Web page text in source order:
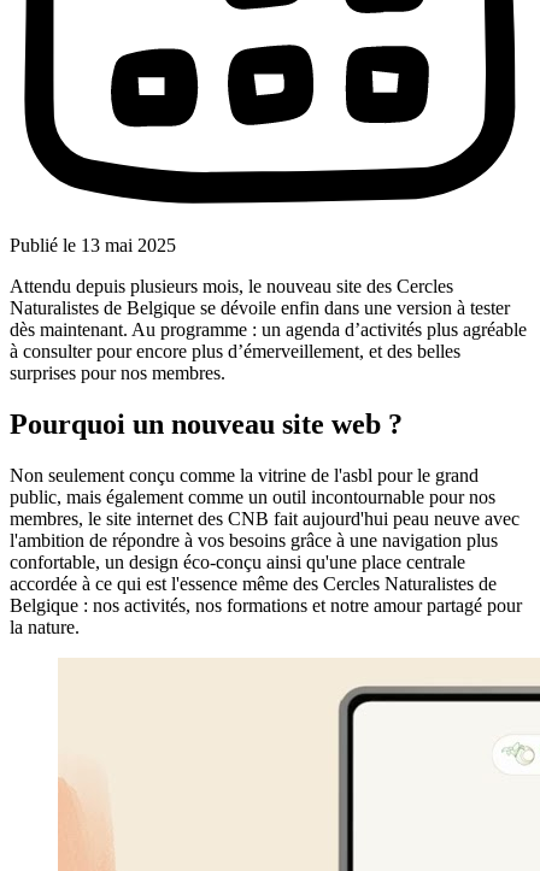
Publié le 13 mai 2025
Attendu depuis plusieurs mois, le nouveau site des Cercles
Naturalistes de Belgique se dévoile enfin dans une version à tester
dès maintenant. Au programme : un agenda d’activités plus agréable
à consulter pour encore plus d’émerveillement, et des belles
surprises pour nos membres.
Pourquoi un nouveau site web ?
Non seulement conçu comme la vitrine de l'asbl pour le grand
public, mais également comme un outil incontournable pour nos
membres, le site internet des CNB fait aujourd'hui peau neuve avec
l'ambition de répondre à vos besoins grâce à une navigation plus
confortable, un design éco-conçu ainsi qu'une place centrale
accordée à ce qui est l'essence même des Cercles Naturalistes de
Belgique : nos activités, nos formations et notre amour partagé pour
la nature.